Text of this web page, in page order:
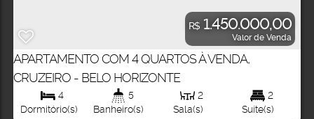
R$ 1.450.000,00
Valor de Venda
APARTAMENTO COM 4 QUARTOS À VENDA,
CRUZEIRO - BELO HORIZONTE
4
Dormitório(s)
5
Banheiro(s)
2
Sala(s)
2
Suíte(s)